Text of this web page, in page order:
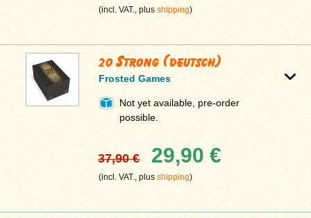
(incl. VAT., plusshipping)
20 Strong (deutsch)
Frosted Games
Not yet available, pre-order
possible.
37,90 € 29,90 €
(incl. VAT., plusshipping)